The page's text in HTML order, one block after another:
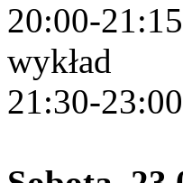
20:00-
wykład
21:30-